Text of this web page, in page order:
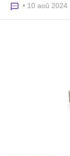
• 10 aoû 2024